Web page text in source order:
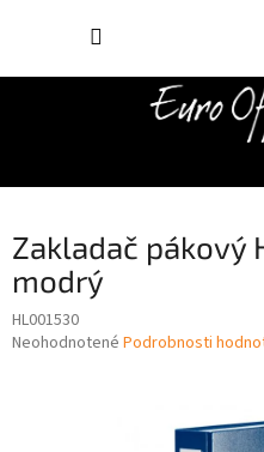
Zakladač pákový
modrý
HL001530
Priemerné
Neohodnotené Podrobnosti